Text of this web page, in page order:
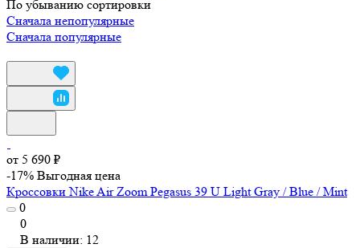
По убыванию сортировки
Сначала непопулярные
Сначала популярные
от 5 690 ₽
-17% Выгодная цена
Кроссовки Nike Air Zoom Pegasus 39 U Light Gray / Blue / Mint
0
0
В наличии: 12